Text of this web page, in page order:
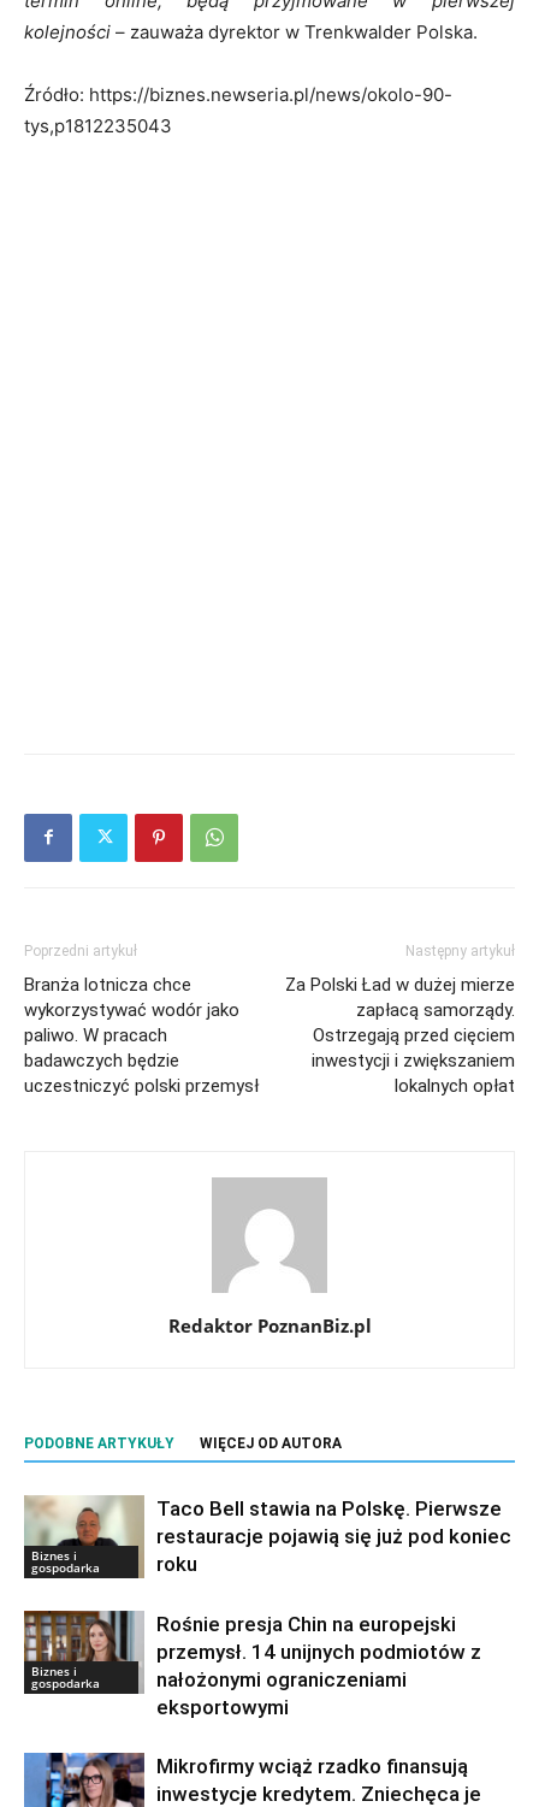
kolejności – zauważa dyrektor w Trenkwalder Polska.
Źródło: https://biznes.newseria.pl/news/okolo-90-
tys,p1812235043
Poprzedni artykuł
Branża lotnicza chce
wykorzystywać wodór jako
paliwo. W pracach
badawczych będzie
uczestniczyć polski przemysł
Następny artykuł
Za Polski Ład w dużej mierze
zapłacą samorządy.
Ostrzegają przed cięciem
inwestycji i zwiększaniem
lokalnych opłat
Redaktor PoznanBiz.pl
PODOBNE ARTYKUŁY WIĘCEJ OD AUTORA
Biznes i
gospodarka
Taco Bell stawia na Polskę. Pierwsze
restauracje pojawią się już pod koniec
roku
Biznes i
gospodarka
Rośnie presja Chin na europejski
przemysł. 14 unijnych podmiotów z
nałożonymi ograniczeniami
eksportowymi
Mikrofirmy wciąż rzadko finansują
inwestycje kredytem. Zniechęca je